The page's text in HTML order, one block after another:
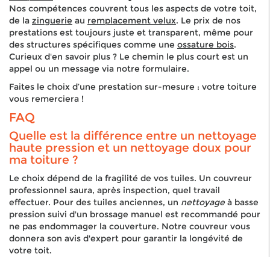
Nos compétences couvrent tous les aspects de votre toit,
de la zinguerie au remplacement velux. Le prix de nos
prestations est toujours juste et transparent, même pour
des structures spécifiques comme une ossature bois.
Curieux d'en savoir plus ? Le chemin le plus court est un
appel ou un message via notre formulaire.
Faites le choix d’une prestation sur-mesure : votre toiture
vous remerciera !
FAQ
Quelle est la différence entre un nettoyage
haute pression et un nettoyage doux pour
ma toiture ?
Le choix dépend de la fragilité de vos tuiles. Un couvreur
professionnel saura, après inspection, quel travail
effectuer. Pour des tuiles anciennes, un nettoyageà basse
pression suivi d'un brossage manuel est recommandé pour
ne pas endommager la couverture. Notre couvreur vous
donnera son avis d'expert pour garantir la longévité de
votre toit.